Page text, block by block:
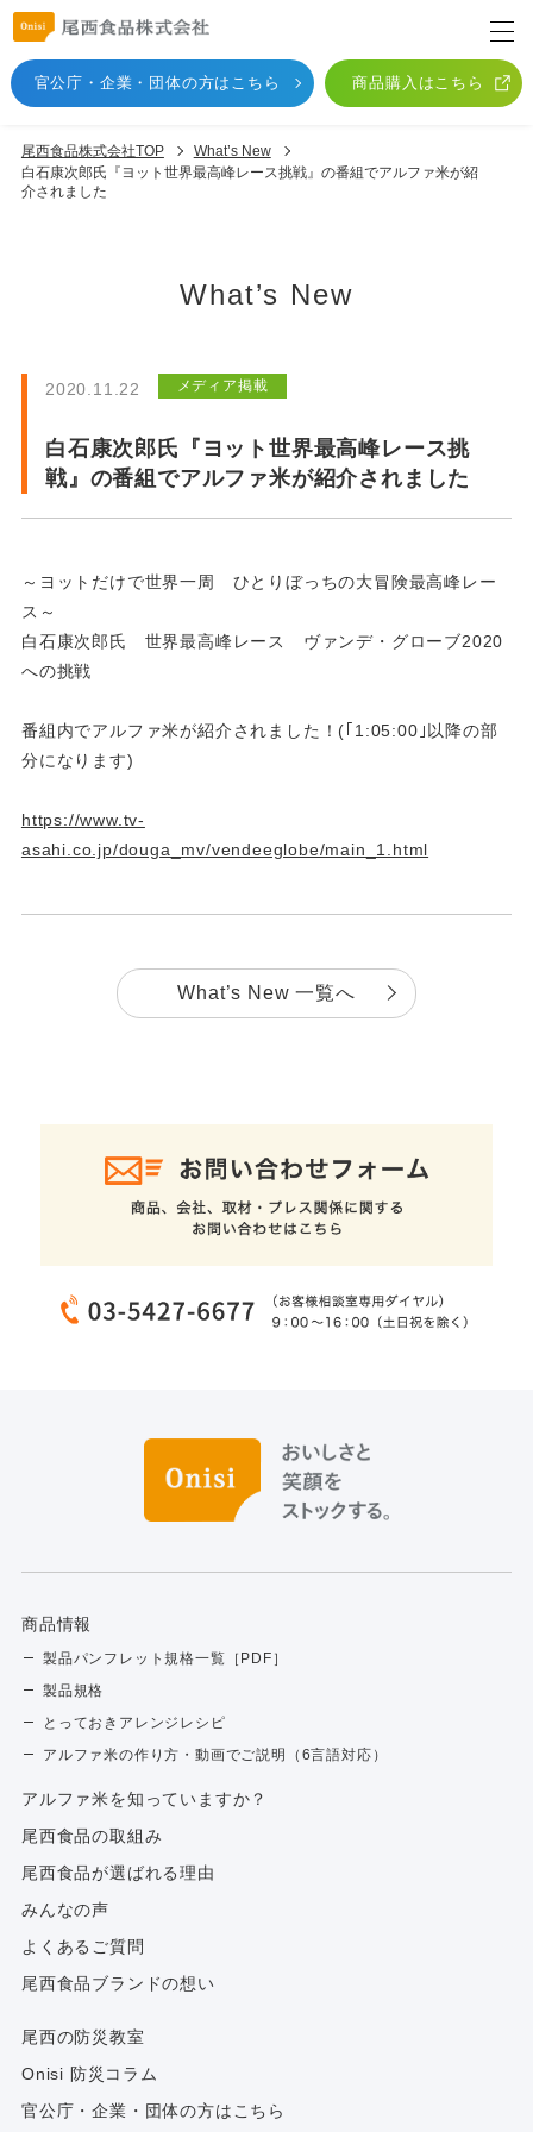
官公庁・企業・団体の方はこちら 商品購入はこちら
尾西食品株式会社TOP
What’s New
白石康次郎氏『ヨット世界最高峰レース挑戦』の番組でアルファ米が紹
介されました
What’s New
2020.11.22 メディア掲載
白石康次郎氏『ヨット世界最高峰レース挑
戦』の番組でアルファ米が紹介されました
～ヨットだけで世界一周 ひとりぼっちの大冒険最高峰レー
ス～
白石康次郎氏 世界最高峰レース ヴァンデ・グローブ2020
への挑戦
番組内でアルファ米が紹介されました！(｢1:05:00｣以降の部
分になります)
https://www.tv-
asahi.co.jp/douga_mv/vendeeglobe/main_1.html
What’s New 一覧へ
商品情報
製品パンフレット規格一覧［PDF］
製品規格
とっておきアレンジレシピ
アルファ米の作り方・動画でご説明（6言語対応）
アルファ⽶を知っていますか？
尾西食品の取組み
尾西食品が選ばれる理由
みんなの声
よくあるご質問
尾西食品ブランドの想い
尾西の防災教室
Onisi 防災コラム
官公庁・企業・団体の方はこちら